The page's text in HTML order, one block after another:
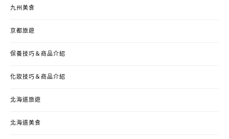
九州美食
京都旅遊
保養技巧＆商品介紹
化妝技巧＆商品介紹
北海道旅遊
北海道美食